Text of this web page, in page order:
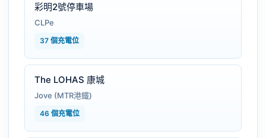
彩明2號停車場
CLPe
37 個充電位
The LOHAS 康城
Jove (MTR港鐵)
46 個充電位